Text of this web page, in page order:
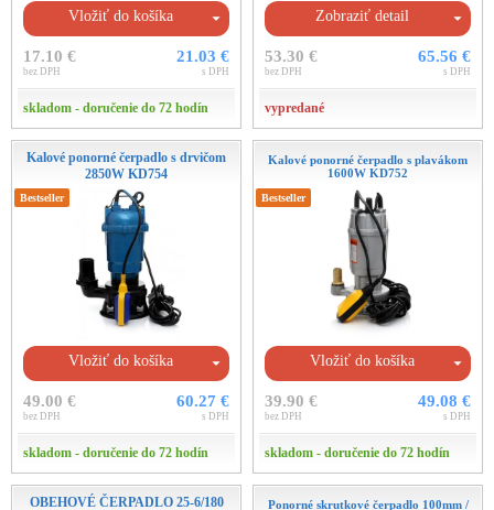
Vložiť do košíka
17.10 €
bez DPH
21.03 €
s DPH
skladom - doručenie do 72 hodín
Zobraziť detail
53.30 €
bez DPH
65.56 €
s DPH
vypredané
Kalové ponorné čerpadlo s drvičom
2850W KD754
Bestseller
Vložiť do košíka
49.00 €
bez DPH
60.27 €
s DPH
skladom - doručenie do 72 hodín
Kalové ponorné čerpadlo s plavákom
1600W KD752
Bestseller
Vložiť do košíka
39.90 €
bez DPH
49.08 €
s DPH
skladom - doručenie do 72 hodín
OBEHOVÉ ČERPADLO 25-6/180
Ponorné skrutkové čerpadlo 100mm /